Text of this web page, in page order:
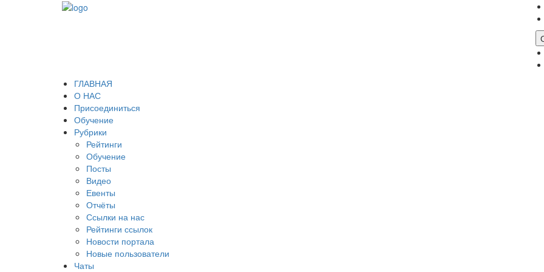
ГЛАВНАЯ
О НАС
Присоединиться
Обучение
Рубрики
Рейтинги
Обучение
Посты
Видео
Евенты
Отчёты
Ссылки на нас
Рейтинги ссылок
Новости портала
Новые пользователи
Чаты